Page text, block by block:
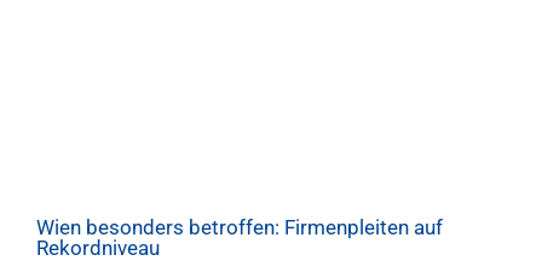
Wien besonders betroffen: Firmenpleiten auf
Rekordniveau